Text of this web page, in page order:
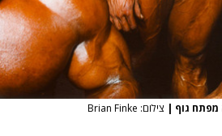
מפתח גוף | צילום: Brian Finke